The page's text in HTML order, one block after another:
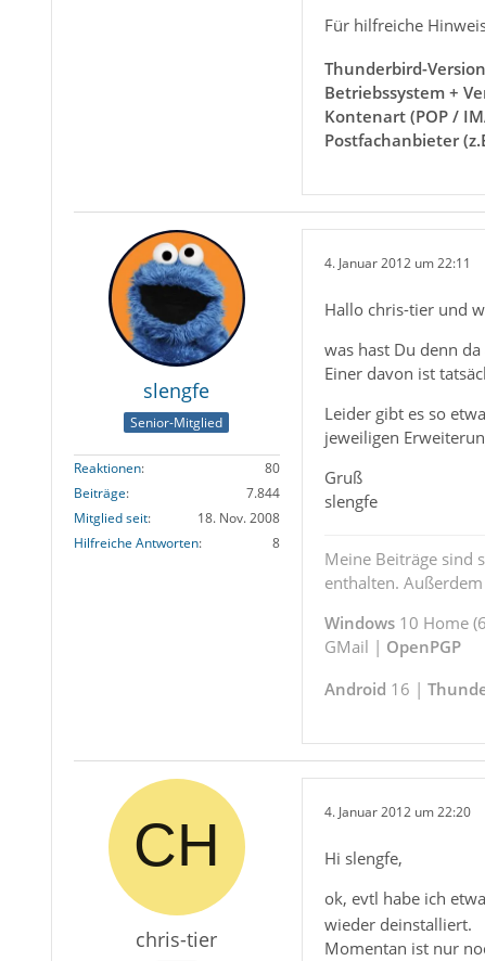
Für hilfreiche
Thunderbird-Version
Betriebssystem +
Kontenart (POP /
Postfachanbieter
slengfe
Senior-Mitglied
Reaktionen
80
Beiträge
7.844
Mitglied seit
18. Nov. 2008
Hilfreiche Antworten
8
4. Januar 2012 um 22:11
Hallo chris-tier und
was hast Du denn
Einer davon ist
Leider gibt es so
jeweiligen
Gruß
slengfe
Meine Beiträge sind
enthalten.
Windows10 Home
GMail | OpenPGP
Android 16 |
chris-tier
4. Januar 2012 um 22:20
Hi slengfe,
ok, evtl habe ich
wieder deinstalliert.
Momentan ist nur